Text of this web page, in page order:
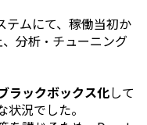
テムにて、稼働当初か
分析・チューニング
ラックボックス化して
況でした。